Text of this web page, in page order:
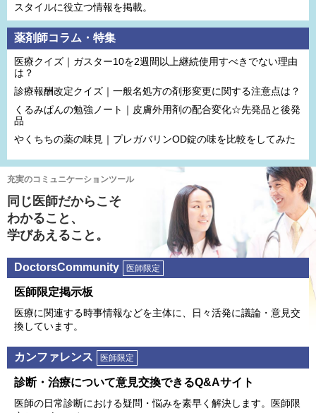
スタイルに役立つ情報を掲載。
薬剤師コラム・特集
医療クイズ｜ガスター10を2週間以上継続使用すべきでない理由
は？
診療報酬改定クイズ｜一般名処方の剤形変更に関する注意点は？
くるみぱんの勉強ノート｜皮膚外用剤の配合変化☆先発品と後発
品
やくちちの薬の味見｜プレガバリンOD錠の味を比較をしてみた
充実のコミュニケーションツール
同じ医師だからこそ
わかること、
学びあえること。
DoctorsCommunity 医師限定
医師限定掲⽰板
医療に関連する時事情報などを主体に、⽇々活発に議論・意⾒交
換しています。
カンファレンス 医師限定
診断・治療について意⾒交換できるQ&Aサイト
医師の⽇常診断における疑問・悩みを素早く解決します。医師限